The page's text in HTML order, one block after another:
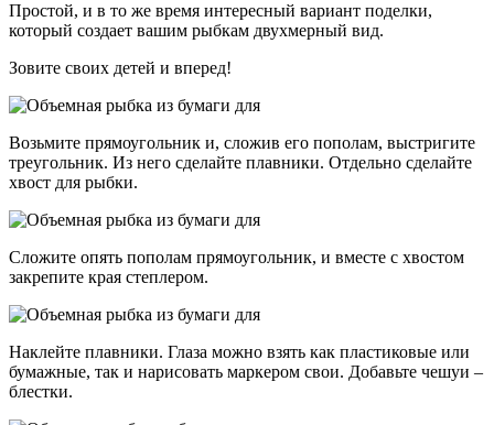
Простой, и в то же время интересный вариант поделки,
который создает вашим рыбкам двухмерный вид.
Зовите своих детей и вперед!
Возьмите прямоугольник и, сложив его пополам, выстригите
треугольник. Из него сделайте плавники. Отдельно сделайте
хвост для рыбки.
Сложите опять пополам прямоугольник, и вместе с хвостом
закрепите края степлером.
Наклейте плавники. Глаза можно взять как пластиковые или
бумажные, так и нарисовать маркером свои. Добавьте чешуи –
блестки.